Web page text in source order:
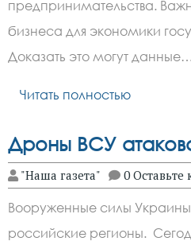
предпринимательства.
бизнеса для экономики
Доказать это могут данные…
Читать полностью
Дроны ВСУ
"Наша газета" 0
Вооруженные силы
российские регионы.